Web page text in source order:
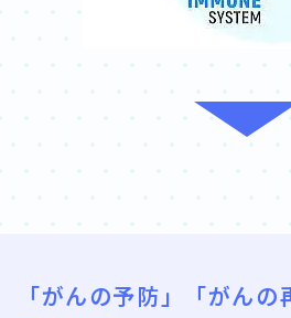
「がんの予防」「がん